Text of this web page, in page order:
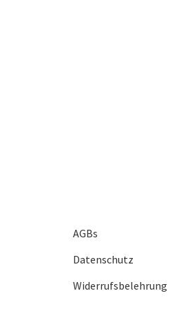
AGBs
Datenschutz
Widerrufsbelehrung